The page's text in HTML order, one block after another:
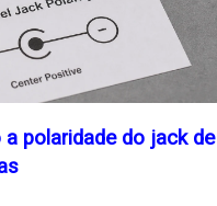
polaridade do jack de